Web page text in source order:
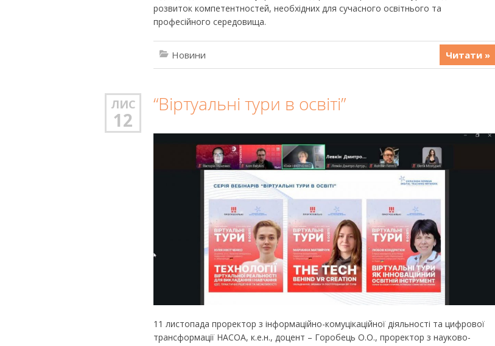
розвиток компетентностей, необхідних для сучасного освітнього та
професійного середовища.
Новини Читати »
ЛИС
12
“Віртуальні тури в освіті”
11 листопада проректор з інформаційно-комуцікаційної діяльності та цифрової
трансформації НАСОА, к.е.н., доцент – Горобець О.О., проректор з науково-